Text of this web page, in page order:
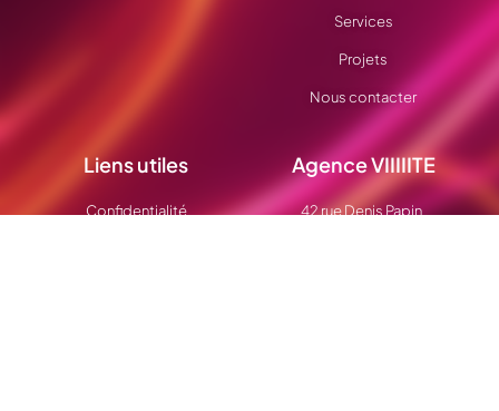
Services
Projets
Nous contacter
Liens utiles
Confidentialité
Agence VIIIIITE
42 rue Denis Papin